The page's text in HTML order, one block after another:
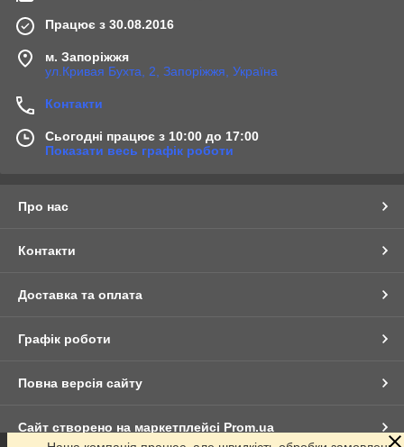
Працює з 30.08.2016
м. Запоріжжя
ул.Кривая Бухта, 2, Запоріжжя, Україна
Контакти
Сьогодні працює з 10:00 до 17:00
Показати весь графік роботи
Про нас
Контакти
Доставка та оплата
Графік роботи
Повна версія сайту
Сайт створено на маркетплейсі Prom.ua